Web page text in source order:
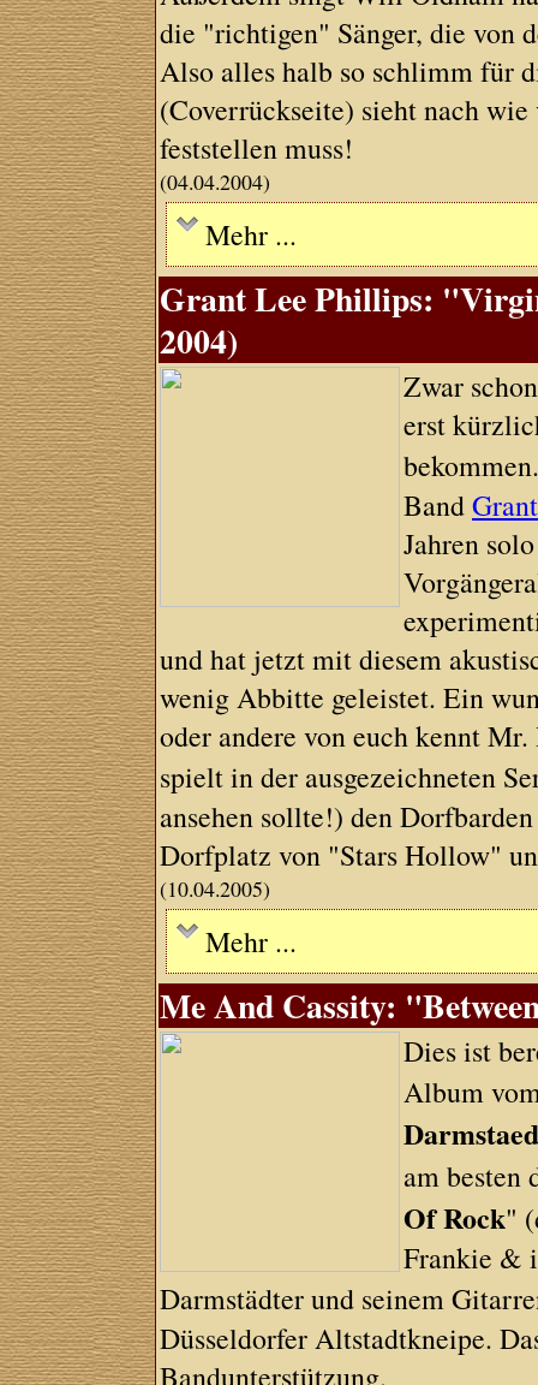
die "richtigen" Sänger, die von
Also alles halb so schlimm für
(Coverrückseite) sieht nach
feststellen muss!
(04.04.2004)
Mehr ...
Grant Lee Phillips:
2004)
Zwar
erst
Band
Jahren
und hat jetzt mit diesem
wenig Abbitte geleistet. Ein
oder andere von euch kennt
spielt in der ausgezeichneten
ansehen sollte!) den
Dorfplatz von "Stars Hollow"
(10.04.2005)
Mehr ...
Me And Cassity:
Dies ist
Album
am
Of Rock"
Frankie &
Darmstädter und seinem
Düsseldorfer Altstadtkneipe.
Bandunterstützung.